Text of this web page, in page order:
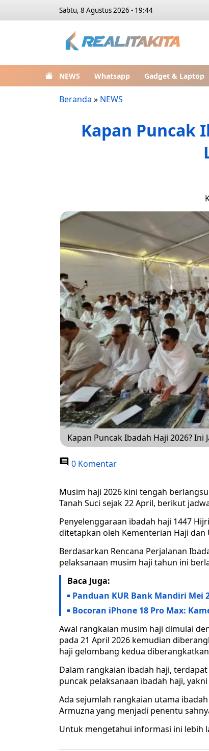
Sabtu, 8 Agustus 2026 - 19:44
NEWS Whatsapp Gadget & Laptop
Beranda » NEWS
Kapan Puncak
Kapan Puncak Ibadah Haji 2026? Ini
0 Komentar
Musim haji 2026 kini tengah
Tanah Suci sejak 22 April, berikut
Penyelenggaraan ibadah haji 1447
ditetapkan oleh Kementerian Haji dan
Berdasarkan Rencana Perjalanan
pelaksanaan musim haji tahun ini
Baca Juga:
Panduan KUR Bank Mandiri Mei
Bocoran iPhone 18 Pro Max:
Awal rangkaian musim haji dimulai
pada 21 April 2026 kemudian
haji gelombang kedua
Dalam rangkaian ibadah haji,
puncak pelaksanaan ibadah haji,
Ada sejumlah rangkaian utama
Armuzna yang menjadi penentu
Untuk mengetahui informasi ini lebih